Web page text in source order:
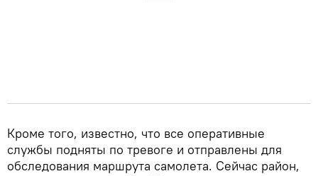
Кроме того, известно, что все оперативные
службы подняты по тревоге и отправлены для
обследования маршрута самолета. Сейчас район,